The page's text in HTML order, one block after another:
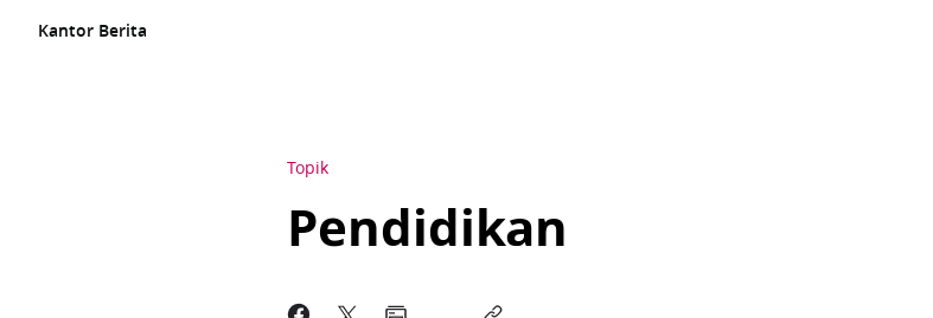
Kantor Berita
Topik
Pendidikan